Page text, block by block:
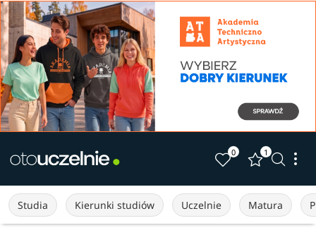
0 1
Studia Kierunki studiów Uczelnie Matura